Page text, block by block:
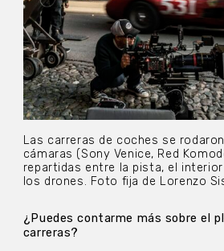
Las carreras de coches se
cámaras (Sony Venice, Red
repartidas entre la pista, el
los drones. Foto fija de Lorenzo
¿Puedes contarme más sobre el
carreras?